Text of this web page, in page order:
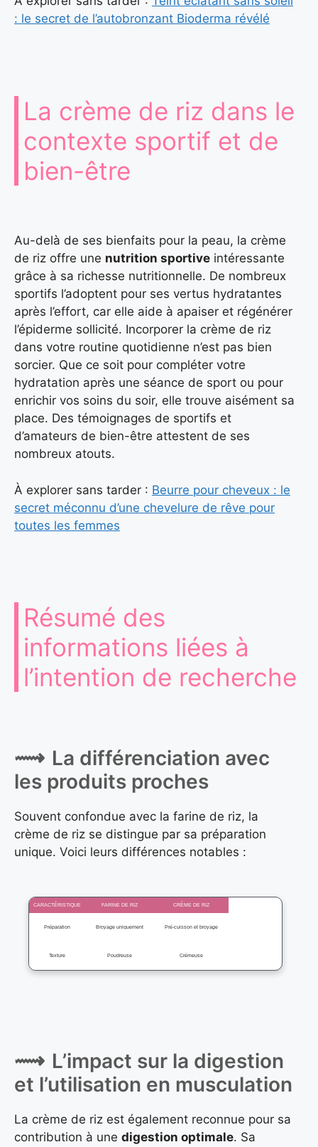
: le secret de l’autobronzant Bioderma révélé
La crème de riz dans le
contexte sportif et de
bien-être
Au-delà de ses bienfaits pour la peau, la crème
de riz offre une nutrition sportive intéressante
grâce à sa richesse nutritionnelle. De nombreux
sportifs l’adoptent pour ses vertus hydratantes
après l’effort, car elle aide à apaiser et régénérer
l’épiderme sollicité. Incorporer la crème de riz
dans votre routine quotidienne n’est pas bien
sorcier. Que ce soit pour compléter votre
hydratation après une séance de sport ou pour
enrichir vos soins du soir, elle trouve aisément sa
place. Des témoignages de sportifs et
d’amateurs de bien-être attestent de ses
nombreux atouts.
À explorer sans tarder : Beurre pour cheveux : le
secret méconnu d’une chevelure de rêve pour
toutes les femmes
Résumé des
informations liées à
l’intention de recherche
La différenciation avec
les produits proches
Souvent confondue avec la farine de riz, la
crème de riz se distingue par sa préparation
unique. Voici leurs différences notables :
CARACTÉRISTIQUE FARINE DE RIZ CRÈME DE RIZ
Préparation Broyage uniquement Pré-cuisson et broyage
Texture Poudreuse Crémeuse
L’impact sur la digestion
et l’utilisation en musculation
La crème de riz est également reconnue pour sa
contribution à une digestion optimale. Sa